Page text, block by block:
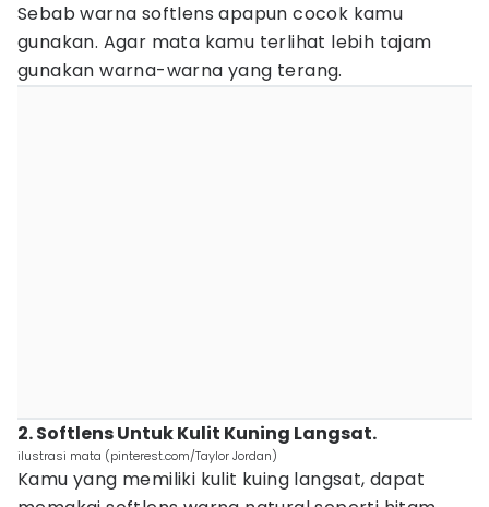
Sebab warna softlens apapun cocok kamu
gunakan. Agar mata kamu terlihat lebih tajam
gunakan warna-warna yang terang.
2. Softlens Untuk Kulit Kuning Langsat.
ilustrasi mata (pinterest.com/Taylor Jordan)
Kamu yang memiliki kulit kuing langsat, dapat